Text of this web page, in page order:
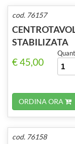
cod. 76157
STABILIZATA
€ 45,00
ORDINA ORA
cod. 76158